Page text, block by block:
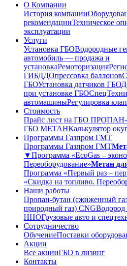
О Компании
История компании
рекомендацииТехническое
эксплуатации
Услуги
Установка ГБОВодородные
автомобиль — продажа и
установкаРемоторизация
ГИБДДОпрессовка баллонов
ГБОУстановка датчиков ГБО
при установке ГБО
автомашиныРегулировка
Стоимость
Прайс лист на ГБО
ГБО МЕТАНКалькулятор
Программы Газпром ГМТ
Программы Газпром ГМТ
▼Программа «EcoGas –
Переоборудование»Метан
Программа «Первый раз –
«Скидка на топливо.
Наши работы
Пропан-бутан (сжиженный
природный газ) CNGВодород
ННОГрузовые авто и
Сотрудничество
ОбучениеПоставки
Акции
Все акцииГБО в лизинг
Контакты